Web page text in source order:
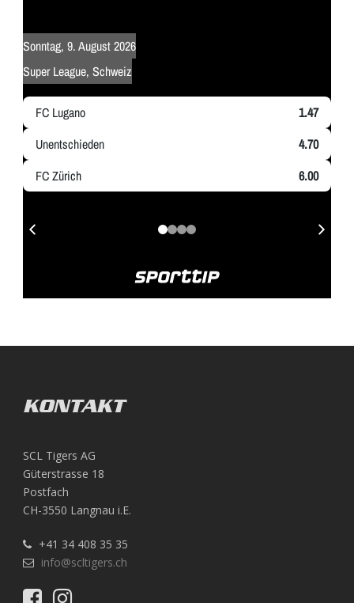
KONTAKT
SCL Tigers AG
Güterstrasse 18
Postfach
CH-3550 Langnau i.E.
+41 34 408 35 35
info@scltigers.ch